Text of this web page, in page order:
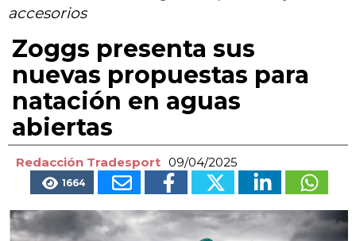
accesorios
Zoggs presenta sus
nuevas propuestas para
natación en aguas
abiertas
Redacción Tradesport 09/04/2025
1664